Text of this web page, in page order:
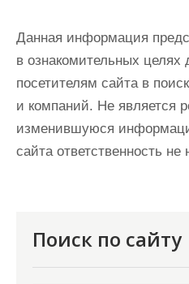
Данная информация
в ознакомительных
посетителям сайта в
и компаний. Не является
изменившуюся
сайта ответственность не
Поиск по сайту